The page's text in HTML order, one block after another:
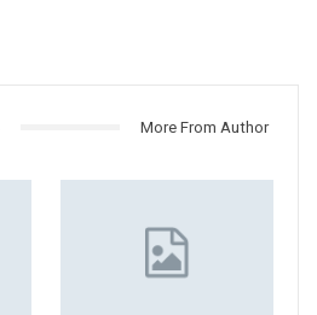
More From Author